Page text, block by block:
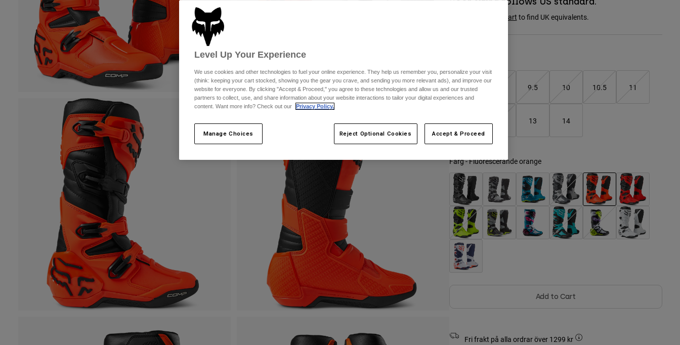
size chart to find UK equivalents.
8 9.5 10 10.5 11
13 14
Färg -Fluorescerande orange
selected
Add to Cart
Fri frakt på alla ordrar över 1299 kr
Level Up Your Experience
We use cookies and other technologies to fuel your online experience. They help us remember you, personalize your visit
(think: keeping your cart stocked, showing you the gear you crave, and sending you more relevant ads), and improve our
website for everyone. By clicking "Accept & Proceed," you agree to these technologies and allow us and our trusted
partners to collect, use, and share information about your website interactions to tailor your digital experiences and
content. Want more info? Check out our
Privacy Policy.
Manage Choices Reject Optional Cookies Accept & Proceed